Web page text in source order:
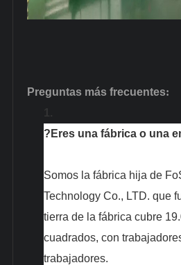
Preguntas más frecuentes:
?Eres una fábrica o una
Somos la fábrica hija de
Technology Co., LTD. que
tierra de la fábrica cubre
cuadrados, con
trabajadores.